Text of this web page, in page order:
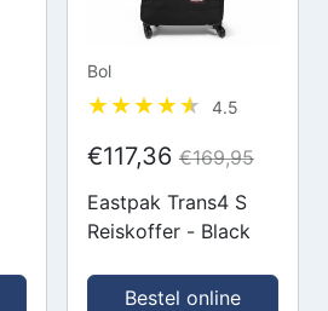
Bol
4.5
€117,36 €169,95
Eastpak Trans4 S
Reiskoffer - Black
Bestel online